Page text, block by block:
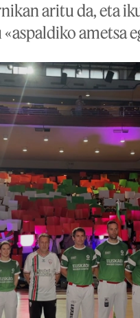
aritu da, eta
ametsa